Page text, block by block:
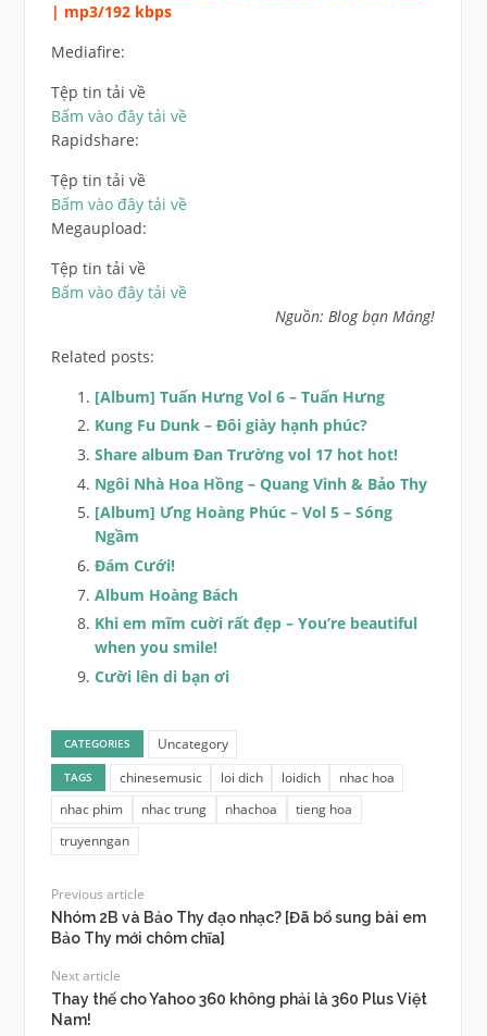
| mp3/192 kbps
Mediafire:
Tệp tin tải về
Bấm vào đây tải về
Rapidshare:
Tệp tin tải về
Bấm vào đây tải về
Megaupload:
Tệp tin tải về
Bấm vào đây tải về
Nguồn: Blog bạn Máng!
Related posts:
[Album] Tuấn Hưng Vol 6 – Tuấn Hưng
Kung Fu Dunk – Đôi giày hạnh phúc?
Share album Đan Trường vol 17 hot hot!
Ngôi Nhà Hoa Hồng – Quang Vinh & Bảo Thy
[Album] Ưng Hoàng Phúc – Vol 5 – Sóng
Ngầm
Đám Cưới!
Album Hoàng Bách
Khi em mĩm cuời rất đẹp – You’re beautiful
when you smile!
Cười lên di bạn ơi
CATEGORIES Uncategory
TAGS chinesemusic loi dich loidich
nhac hoa
nhac phim
nhac trung nhachoa
tieng hoa
truyenngan
Previous article
Nhóm 2B và Bảo Thy đạo nhạc? [Đã bổ sung bài em
Bảo Thy mới chôm chĩa]
Next article
Thay thế cho Yahoo 360 không phải là 360 Plus Việt
Nam!